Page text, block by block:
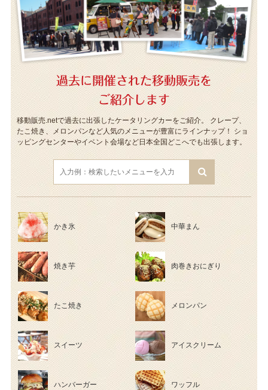
過去に開催された移動販売を
ご紹介します
移動販売.netで過去に出張したケータリングカーをご紹介。
クレープ、
たこ焼き、メロンパンなど人気のメニューが豊富にラインナップ！ ショ
ッピングセンターやイベント会場など日本全国どこへでも出張します。
かき氷 中華まん
焼き芋 肉巻きおにぎり
たこ焼き メロンパン
スイーツ アイスクリーム
ハンバーガー ワッフル